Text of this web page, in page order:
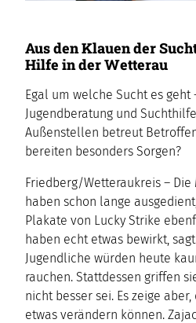
Aus den Klauen der
Hilfe in der Wetterau
Egal um welche Sucht es geht
Jugendberatung und
Außenstellen betreut
bereiten besonders Sorgen?
Friedberg/Wetteraukreis – Die
haben schon lange
Plakate von Lucky Strike
haben echt etwas bewirkt,
Jugendliche würden heute
rauchen. Stattdessen griffen
nicht besser sei. Es zeige
etwas verändern können.